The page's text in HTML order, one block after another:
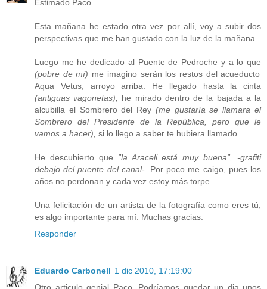
Estimado Paco
Esta mañana he estado otra vez por allí, voy a subir dos
perspectivas que me han gustado con la luz de la mañana.
Luego me he dedicado al Puente de Pedroche y a lo que
(pobre de mí) me imagino serán los restos del acueducto
Aqua Vetus, arroyo arriba. He llegado hasta la cinta
(antiguas vagonetas),
he mirado dentro de la bajada a la
alcubilla el Sombrero del Rey (me gustaría se llamara el
Sombrero del Presidente de la República, pero que le
vamos a hacer), si lo llego a saber te hubiera llamado.
He descubierto que ”la Araceli está muy buena”, -grafiti
debajo del puente del canal-. Por poco me caigo, pues los
años no perdonan y cada vez estoy más torpe.
Una felicitación de un artista de la fotografía como eres tú,
es algo importante para mí. Muchas gracias.
Responder
Eduardo Carbonell 1 dic 2010, 17:19:00
Otro articulo genial Paco. Podríamos quedar un dia unos